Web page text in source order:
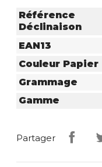
Référence
Déclinaison
EAN13
Couleur Papier
Grammage
Gamme
Partager